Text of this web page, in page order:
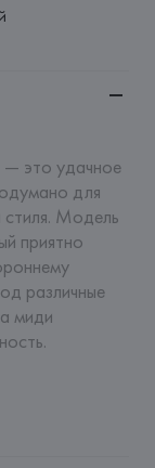
— это удачное
для
стиля. Модель
приятно
различные
миди